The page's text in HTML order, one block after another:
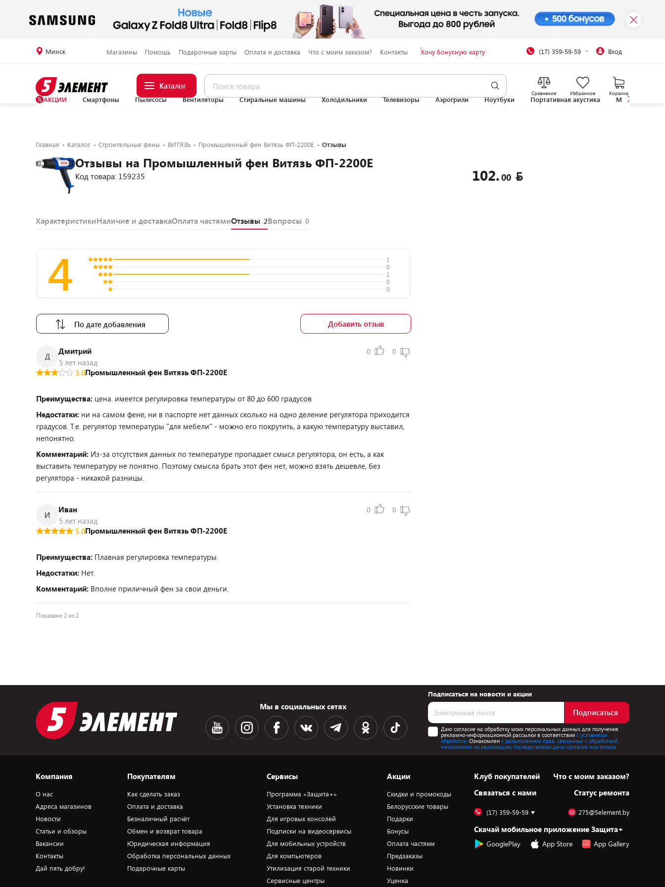
Минск Магазины Помощь Подарочные карты Оплата и доставка Что с моим заказом? Контакты Хочу бонусную карту (17) 359-59-59 Вход
Каталог
Сравнение Избранное Корзина
АКЦИИ Смартфоны Пылесосы Вентиляторы Стиральные машины Холодильники Телевизоры Аэрогрили Ноутбуки Портативная акустика
Главная Каталог Строительные фены ВИТЯЗЬ Промышленный фен Витязь ФП-2200Е Отзывы
Отзывы на Промышленный фен Витязь ФП-2200Е
Код товара: 159235 102.00
ХарактеристикиНаличие и доставкаОплата частямиОтзывы 2Вопросы 0
4
1
0
1
0
0
По дате добавления Добавить отзыв
Д
Дмитрий
5 лет назад
0 0
3.0Промышленный фен Витязь ФП-2200Е
Преимущества: цена. имеется регулировка температуры от 80 до 600 градусов
Недостатки: ни на самом фене, ни в паспорте нет данных сколько на одно деление регулятора приходится
градусов. Т.е. регулятор температуры "для мебели" - можно его покрутить, а какую температуру выставил,
непонятно.
Комментарий: Из-за отсутствия данных по температуре пропадает смысл регулятора, он есть, а как
выставить температуру не понятно. Поэтому смысла брать этот фен нет, можно взять дешевле, без
регулятора - никакой разницы.
И
Иван
5 лет назад
0 0
5.0Промышленный фен Витязь ФП-2200Е
Преимущества: Плавная регулировка температуры.
Недостатки: Нет.
Комментарий: Вполне приличный фен за свои деньги.
Показано 2 из 2
Мы в социальных сетях
Подписаться на новости и акции
Подписаться
Даю согласие на обработку моих персональных данных для получения
рекламно-информационной рассылки в соответствиис условиями
обработки. Ознакомлен с разъяснением прав, связанных с обработкой,
механизмом их реализации, последствиями дачи согласия или отказа.
Компания
О нас
Адреса магазинов
Новости
Статьи и обзоры
Вакансии
Контакты
Дай пять добру!
Покупателям
Как сделать заказ
Оплата и доставка
Безналичный расчёт
Обмен и возврат товара
Юридическая информация
Обработка персональных данных
Подарочные карты
Сервисы
Программа «Защита+»
Установка техники
Для игровых консолей
Подписки на видеосервисы
Для мобильных устройств
Для компьютеров
Утилизация старой техники
Сервисные центры
Акции
Скидки и промокоды
Белорусские товары
Подарки
Бонусы
Оплата частями
Предзаказы
Новинки
Уценка
Клуб покупателей
Cвязаться с нами
Что с моим заказом?
Статус ремонта
(17) 359-59-59 275@5element.by
Скачай мобильное приложение Защита+
GooglePlay App Store App Gallery